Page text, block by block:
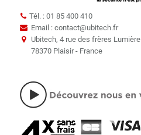
Tél. : 01 85 400 410
Email : contact@ubitech.fr
Ubitech, 4 rue des frères Lumière
78370 Plaisir - France